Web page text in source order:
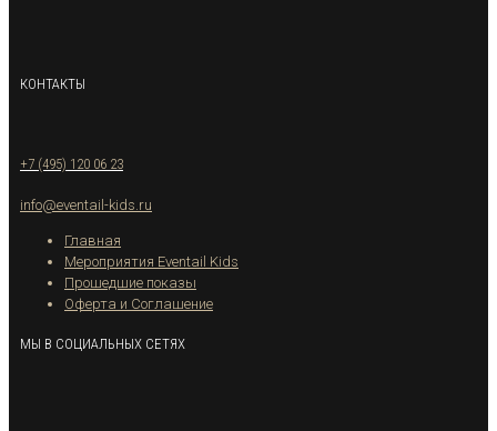
КОНТАКТЫ
+7 (495) 120 06 23
info@eventail-kids.ru
Главная
Мероприятия Eventail Kids
Прошедшие показы
Оферта и Соглашение
МЫ В СОЦИАЛЬНЫХ СЕТЯХ